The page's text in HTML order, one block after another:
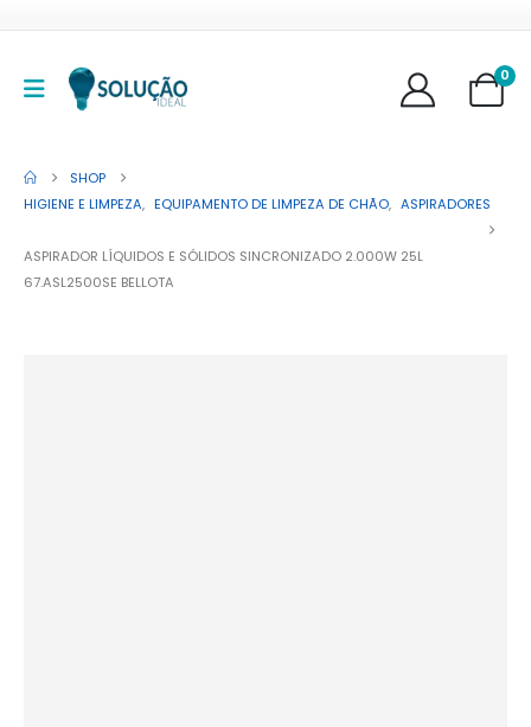
0
SHOP
HIGIENE E LIMPEZA, EQUIPAMENTO DE LIMPEZA DE CHÃO, ASPIRADORES
ASPIRADOR LÍQUIDOS E SÓLIDOS SINCRONIZADO 2.000W 25L
67.ASL2500SE BELLOTA